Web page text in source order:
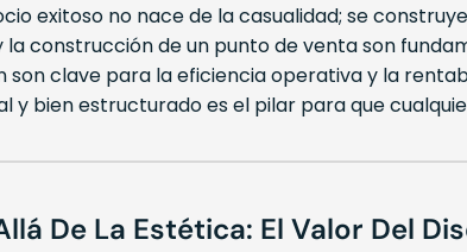
exitoso no nace de la casualidad; se
la construcción de un punto de venta son
son clave para la eficiencia operativa y la
y bien estructurado es el pilar para que
De La Estética: El Valor Del